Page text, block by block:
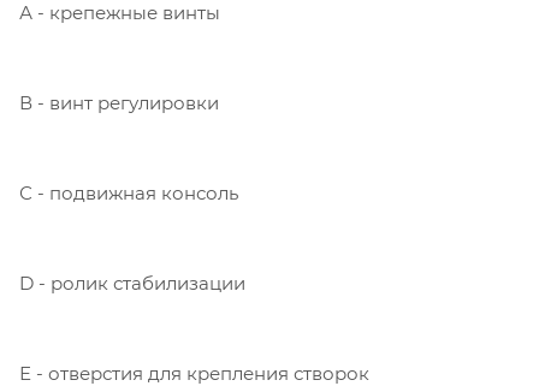
А - крепежные винты
В - винт регулировки
С - подвижная консоль
D - ролик стабилизации
Е - отверстия для крепления створок